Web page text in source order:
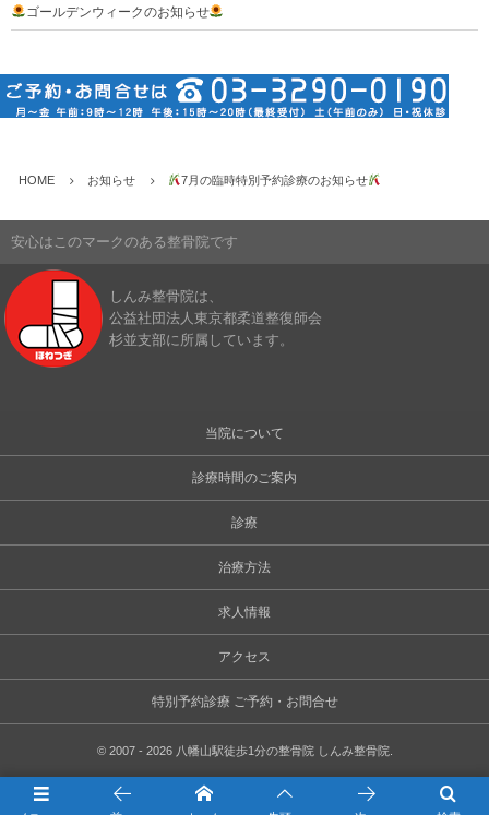
ゴールデンウィークのお知らせ
HOME お知らせ 7月の臨時特別予約診療のお知らせ
安心はこのマークのある整骨院です
しんみ整骨院は、
公益社団法人東京都柔道整復師会
杉並支部に所属しています。
当院について
診療時間のご案内
診療
治療方法
求人情報
アクセス
特別予約診療 ご予約・お問合せ
© 2007 - 2026 八幡山駅徒歩1分の整骨院 しんみ整骨院.